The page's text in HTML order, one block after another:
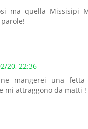
ma quella Missisipi
20, 22:36
mangerei una
mi attraggono da matti !